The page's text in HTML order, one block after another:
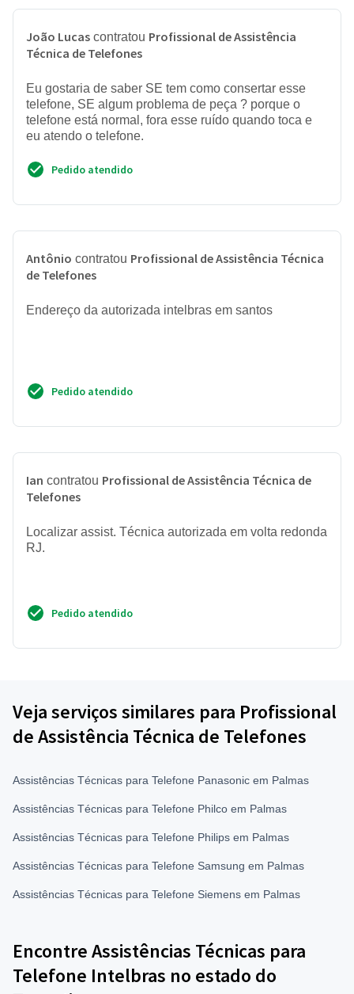
João Lucas contratou Profissional de Assistência
Técnica de Telefones
Eu gostaria de saber SE tem como consertar esse
telefone, SE algum problema de peça ? porque o
telefone está normal, fora esse ruído quando toca e
eu atendo o telefone.
Pedido atendido
Antônio contratou Profissional de Assistência Técnica
de Telefones
Endereço da autorizada intelbras em santos
Pedido atendido
Ian contratou Profissional de Assistência Técnica de
Telefones
Localizar assist. Técnica autorizada em volta redonda
RJ.
Pedido atendido
Veja serviços similares para Profissional
de Assistência Técnica de Telefones
Assistências Técnicas para Telefone Panasonic em Palmas
Assistências Técnicas para Telefone Philco em Palmas
Assistências Técnicas para Telefone Philips em Palmas
Assistências Técnicas para Telefone Samsung em Palmas
Assistências Técnicas para Telefone Siemens em Palmas
Encontre Assistências Técnicas para
Telefone Intelbras no estado do